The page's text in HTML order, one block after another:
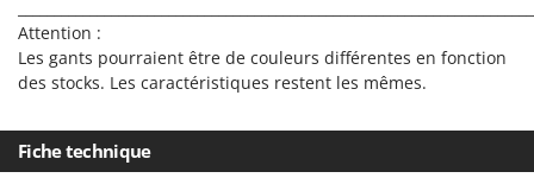
Fraises rotatives pour tracteur
Friteuses sans huile
Godets à terre basculants pour tracteur
Diavola Pro
Diesse
Docma
Dominion
Dreame
Attention :
Les gants pourraient être de couleurs différentes en fonction
des stocks. Les caractéristiques restent les mêmes.
Fiche technique